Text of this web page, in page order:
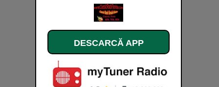
DESCARCĂ APP